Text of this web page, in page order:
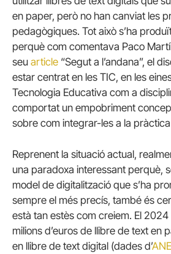
en paper, però no han canviat les
pedagògiques. Tot això s’ha
perquè com comentava Paco
seu article “Segut a l’andana”, el
estar centrat en les TIC, en les
Tecnologia Educativa com a
comportat un empobriment
sobre com integrar-les a la
Reprenent la situació actual,
una paradoxa interessant perquè,
model de digitalització que s’ha
sempre el més precís, també és
està tan estès com creiem. El 2024
milions d’euros de llibre de text en
en llibre de text digital (dades d’